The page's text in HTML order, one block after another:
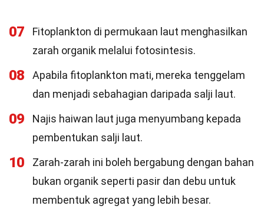
07
Fitoplankton di permukaan laut menghasilkan
zarah organik melalui fotosintesis.
08
Apabila fitoplankton mati, mereka tenggelam
dan menjadi sebahagian daripada salji laut.
09
Najis haiwan laut juga menyumbang kepada
pembentukan salji laut.
10
Zarah-zarah ini boleh bergabung dengan bahan
bukan organik seperti pasir dan debu untuk
membentuk agregat yang lebih besar.